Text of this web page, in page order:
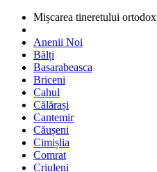
Mișcarea tineretului ortodox
Anenii Noi
Bălți
Basarabeasca
Briceni
Cahul
Călărași
Cantemir
Căușeni
Cimișlia
Comrat
Criuleni